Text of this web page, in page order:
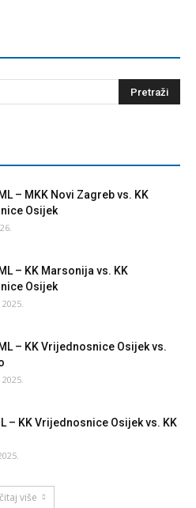
– MKK Novi Zagreb vs. KK
Osijek
– KK Marsonija vs. KK
Osijek
– KK Vrijednosnice Osijek vs.
– KK Vrijednosnice Osijek vs. KK
više